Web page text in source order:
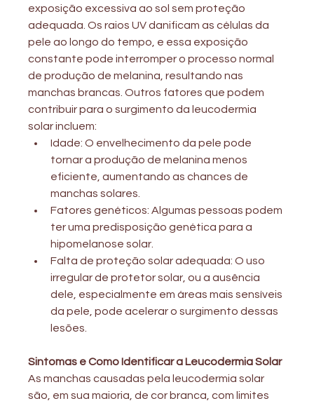
exposição excessiva ao sol sem proteção
adequada. Os raios UV danificam as células da
pele ao longo do tempo, e essa exposição
constante pode interromper o processo normal
de produção de melanina, resultando nas
manchas brancas. Outros fatores que podem
contribuir para o surgimento da leucodermia
solar incluem:
Idade: O envelhecimento da pele pode
tornar a produção de melanina menos
eficiente, aumentando as chances de
manchas solares.
Fatores genéticos: Algumas pessoas podem
ter uma predisposição genética para a
hipomelanose solar.
Falta de proteção solar adequada: O uso
irregular de protetor solar, ou a ausência
dele, especialmente em áreas mais sensíveis
da pele, pode acelerar o surgimento dessas
lesões.
Sintomas e Como Identificar a Leucodermia Solar
As manchas causadas pela leucodermia solar
são, em sua maioria, de cor branca, com limites